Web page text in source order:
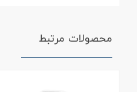
محصولات مرتبط